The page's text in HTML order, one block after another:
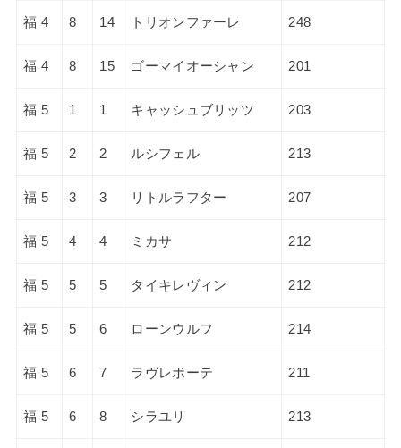
福 4 8 14 トリオンファーレ 248
福 4 8 15 ゴーマイオーシャン 201
福 5 1 1 キャッシュブリッツ 203
福 5 2 2 ルシフェル 213
福 5 3 3 リトルラフター 207
福 5 4 4 ミカサ 212
福 5 5 5 タイキレヴィン 212
福 5 5 6 ローンウルフ 214
福 5 6 7 ラヴレボーテ 211
福 5 6 8 シラユリ 213